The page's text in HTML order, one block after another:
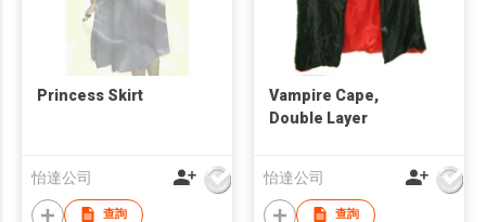
Princess Skirt
怡達公司
查詢
Vampire Cape,
Double Layer
怡達公司
查詢